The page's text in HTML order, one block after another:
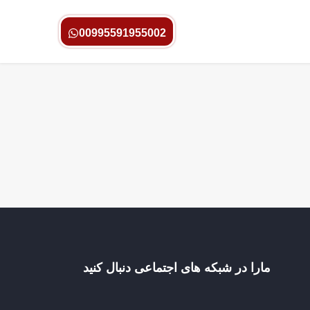
00995591955002
مارا در شبکه های اجتماعی دنبال کنید